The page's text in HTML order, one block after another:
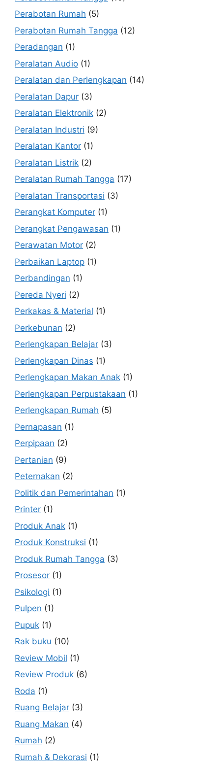
Perabotan Rumah (5)
Perabotan Rumah Tangga (12)
Peradangan (1)
Peralatan Audio (1)
Peralatan dan Perlengkapan (14)
Peralatan Dapur (3)
Peralatan Elektronik (2)
Peralatan Industri (9)
Peralatan Kantor (1)
Peralatan Listrik (2)
Peralatan Rumah Tangga (17)
Peralatan Transportasi (3)
Perangkat Komputer (1)
Perangkat Pengawasan (1)
Perawatan Motor (2)
Perbaikan Laptop (1)
Perbandingan (1)
Pereda Nyeri (2)
Perkakas & Material (1)
Perkebunan (2)
Perlengkapan Belajar (3)
Perlengkapan Dinas (1)
Perlengkapan Makan Anak (1)
Perlengkapan Perpustakaan (1)
Perlengkapan Rumah (5)
Pernapasan (1)
Perpipaan (2)
Pertanian (9)
Peternakan (2)
Politik dan Pemerintahan (1)
Printer (1)
Produk Anak (1)
Produk Konstruksi (1)
Produk Rumah Tangga (3)
Prosesor (1)
Psikologi (1)
Pulpen (1)
Pupuk (1)
Rak buku (10)
Review Mobil (1)
Review Produk (6)
Roda (1)
Ruang Belajar (3)
Ruang Makan (4)
Rumah (2)
Rumah & Dekorasi (1)